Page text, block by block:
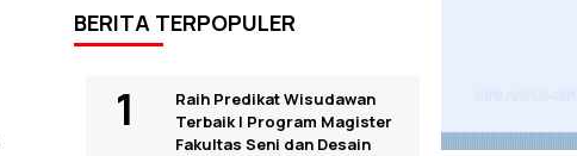
BERITA TERPOPULER
Raih Predikat Wisudawan
Terbaik I Program Magister
Fakultas Seni dan Desain